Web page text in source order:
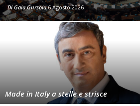
DiGaia Gursola 6 Agosto 2026
Made in Italy a stelle e strisce